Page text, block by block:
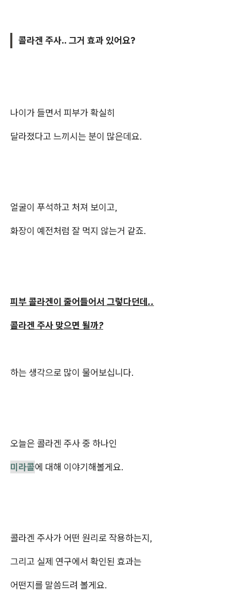
콜라겐 주사.. 그거 효과 있어요?
나이가 들면서 피부가 확실히
달라졌다고 느끼시는 분이 많은데요.
얼굴이 푸석하고 처져 보이고,
화장이 예전처럼 잘 먹지 않는거 같죠.
피부 콜라겐이 줄어들어서 그렇다던데..
콜라겐 주사 맞으면 될까?
하는 생각으로 많이 물어보십니다.
오늘은 콜라겐 주사 중 하나인
미라콜에 대해 이야기해볼게요.
콜라겐 주사가 어떤 원리로 작용하는지,
그리고 실제 연구에서 확인된 효과는
어떤지를 말씀드려 볼게요.